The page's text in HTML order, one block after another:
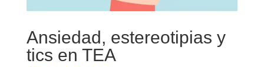
Ansiedad, estereotipias y
tics en TEA